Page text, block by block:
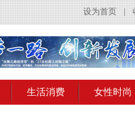
设为首页
生活消费 女性时尚